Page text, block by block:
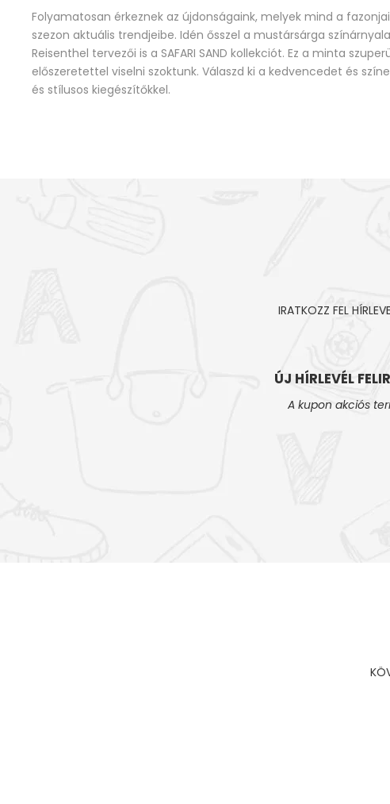
Folyamatosan érkeznek az újdonságaink, melyek mind a
szezon aktuális trendjeibe. Idén ősszel a mustársárga
Reisenthel tervezői is a SAFARI SAND kollekciót. Ez a minta
előszeretettel viselni szoktunk. Válaszd ki a kedvencedet és
és stílusos kiegészítőkkel.
IRATKOZZ FEL
ÚJ HÍRLEVÉL
A kupon akciós